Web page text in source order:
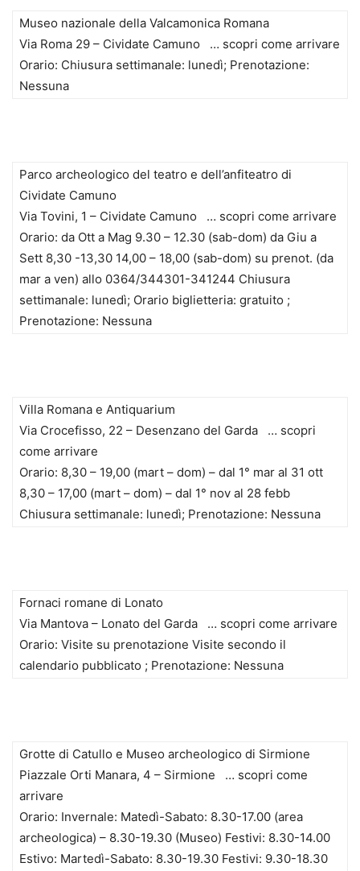
Museo nazionale della Valcamonica Romana
Via Roma 29 – Cividate Camuno … scopri come arrivare
Orario: Chiusura settimanale: lunedì; Prenotazione:
Nessuna
Parco archeologico del teatro e dell’anfiteatro di
Cividate Camuno
Via Tovini, 1 – Cividate Camuno … scopri come arrivare
Orario: da Ott a Mag 9.30 – 12.30 (sab-dom) da Giu a
Sett 8,30 -13,30 14,00 – 18,00 (sab-dom) su prenot. (da
mar a ven) allo 0364/344301-341244 Chiusura
settimanale: lunedì; Orario biglietteria: gratuito ;
Prenotazione: Nessuna
Villa Romana e Antiquarium
Via Crocefisso, 22 – Desenzano del Garda … scopri
come arrivare
Orario: 8,30 – 19,00 (mart – dom) – dal 1° mar al 31 ott
8,30 – 17,00 (mart – dom) – dal 1° nov al 28 febb
Chiusura settimanale: lunedì; Prenotazione: Nessuna
Fornaci romane di Lonato
Via Mantova – Lonato del Garda … scopri come arrivare
Orario: Visite su prenotazione Visite secondo il
calendario pubblicato ; Prenotazione: Nessuna
Grotte di Catullo e Museo archeologico di Sirmione
Piazzale Orti Manara, 4 – Sirmione … scopri come
arrivare
Orario: Invernale: Matedì-Sabato: 8.30-17.00 (area
archeologica) – 8.30-19.30 (Museo) Festivi: 8.30-14.00
Estivo: Martedì-Sabato: 8.30-19.30 Festivi: 9.30-18.30